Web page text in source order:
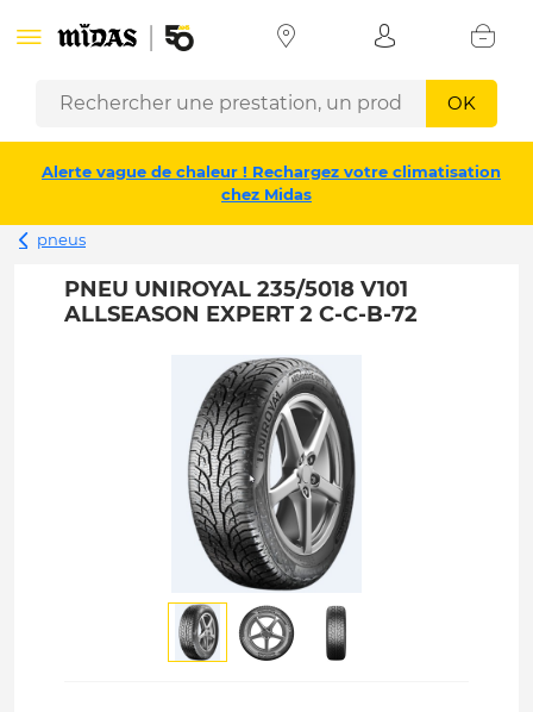
OK
Alerte vague de chaleur ! Rechargez votre climatisation
chez Midas
pneus
PNEU UNIROYAL 235/5018 V101
ALLSEASON EXPERT 2 C-C-B-72